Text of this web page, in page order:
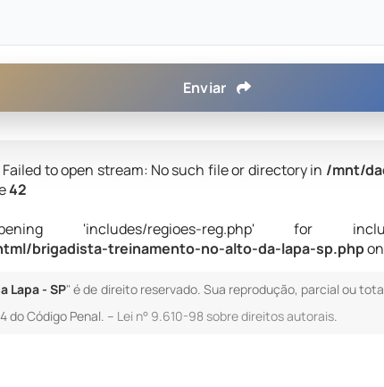
Enviar
to open stream: No such file or directory in /mnt/
42
'includes/regioes-reg.php' for
brigadista-treinamento-no-alto-da-lapa-sp.php
Lapa - SP" é de direito reservado. Sua reprodução, parcial ou
do Código Penal. – Lei n° 9.610-98 sobre direitos autorais.